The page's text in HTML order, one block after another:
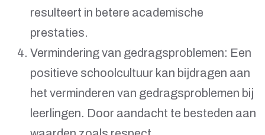
resulteert in betere academische
prestaties.
Vermindering van gedragsproblemen: Een
positieve schoolcultuur kan bijdragen aan
het verminderen van gedragsproblemen bij
leerlingen. Door aandacht te besteden aan